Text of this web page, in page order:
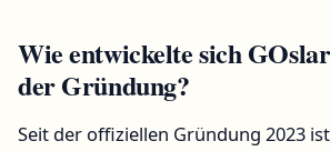
Wie entwickelte sich
der Gründung?
Seit der offiziellen Gründung 2023